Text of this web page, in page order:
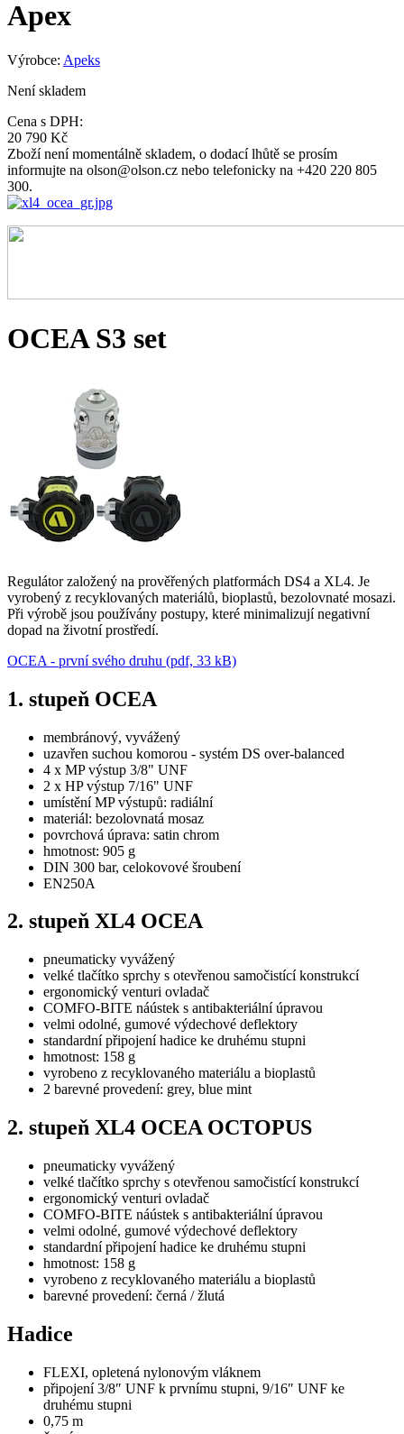
Apex
Výrobce: Apeks
Není skladem
Cena s DPH:
20 790 Kč
Zboží není momentálně skladem, o dodací lhůtě se prosím
informujte na olson@olson.cz nebo telefonicky na +420 220 805
300.
OCEA S3 set
Regulátor založený na prověřených platformách DS4 a XL4. Je
vyrobený z recyklovaných materiálů, bioplastů, bezolovnaté mosazi.
Při výrobě jsou používány postupy, které minimalizují negativní
dopad na životní prostředí.
OCEA - první svého druhu (pdf, 33 kB)
1. stupeň OCEA
membránový, vyvážený
uzavřen suchou komorou - systém DS over-balanced
4 x MP výstup 3/8" UNF
2 x HP výstup 7/16" UNF
umístění MP výstupů: radiální
materiál: bezolovnatá mosaz
povrchová úprava: satin chrom
hmotnost: 905 g
DIN 300 bar, celokovové šroubení
EN250A
2. stupeň XL4 OCEA
pneumaticky vyvážený
velké tlačítko sprchy s otevřenou samočistící konstrukcí
ergonomický venturi ovladač
COMFO-BITE náústek s antibakteriální úpravou
velmi odolné, gumové výdechové deflektory
standardní připojení hadice ke druhému stupni
hmotnost: 158 g
vyrobeno z recyklovaného materiálu a bioplastů
2 barevné provedení: grey, blue mint
2. stupeň XL4 OCEA OCTOPUS
pneumaticky vyvážený
velké tlačítko sprchy s otevřenou samočistící konstrukcí
ergonomický venturi ovladač
COMFO-BITE náústek s antibakteriální úpravou
velmi odolné, gumové výdechové deflektory
standardní připojení hadice ke druhému stupni
hmotnost: 158 g
vyrobeno z recyklovaného materiálu a bioplastů
barevné provedení: černá / žlutá
Hadice
FLEXI, opletená nylonovým vláknem
připojení 3/8″ UNF k prvnímu stupni, 9/16″ UNF ke
druhému stupni
0,75 m